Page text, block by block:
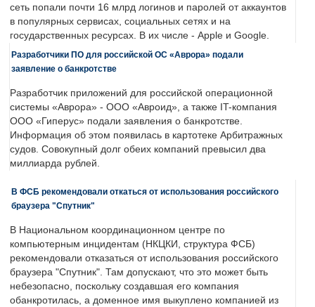
сеть попали почти 16 млрд логинов и паролей от аккаунтов
в популярных сервисах, социальных сетях и на
государственных ресурсах. В их числе - Apple и Google.
Разработчики ПО для российской ОС «Аврора» подали
заявление о банкротстве
Разработчик приложений для российской операционной
системы «Аврора» - ООО «Авроид», а также IT-компания
ООО «Гиперус» подали заявления о банкротстве.
Информация об этом появилась в картотеке Арбитражных
судов. Совокупный долг обеих компаний превысил два
миллиарда рублей.
В ФСБ рекомендовали откаться от использования российского
браузера "Спутник"
В Национальном координационном центре по
компьютерным инцидентам (НКЦКИ, структура ФСБ)
рекомендовали отказаться от использования российского
браузера "Спутник". Там допускают, что это может быть
небезопасно, поскольку создавшая его компания
обанкротилась, а доменное имя выкуплено компанией из